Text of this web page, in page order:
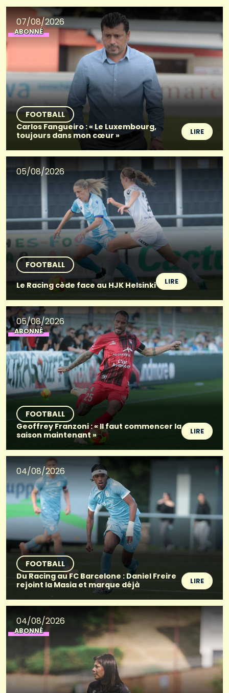
07/08/2026
ABONNÉ
FOOTBALL
Carlos Fangueiro : « Le Luxembourg,
toujours dans mon cœur »
LIRE
05/08/2026
FOOTBALL
Le Racing cède face au HJK Helsinki
LIRE
05/08/2026
ABONNÉ
FOOTBALL
Geoffrey Franzoni : « Il faut commencer la
saison maintenant »
LIRE
04/08/2026
FOOTBALL
Du Racing au FC Barcelone : Daniel Freire
rejoint la Masia et marque déjà
LIRE
04/08/2026
ABONNÉ